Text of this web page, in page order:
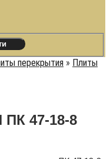
перекрытия » Плиты
47-18-8